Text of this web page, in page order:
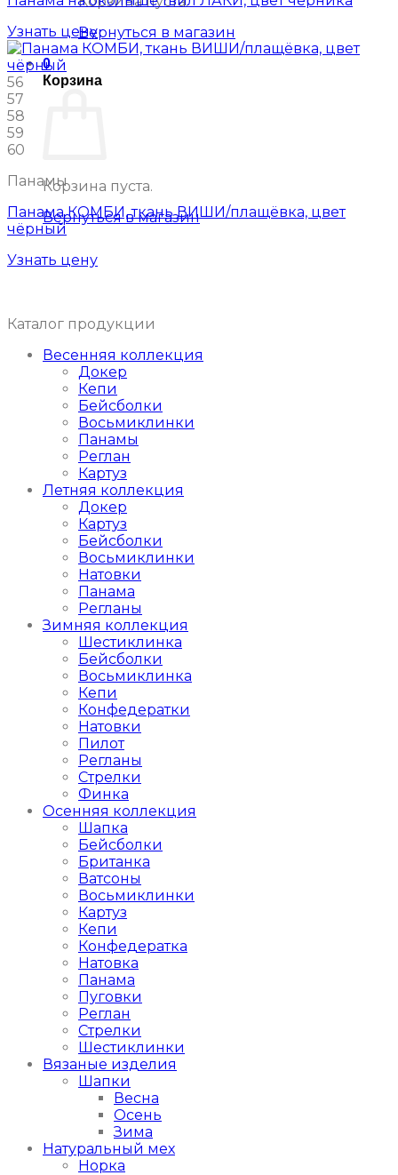
Вернуться в магазин
0
Корзина
Корзина пуста.
Вернуться в магазин
Узнать цену
56
57
58
59
60
Панамы
Панама КОМБИ, ткань ВИШИ/плащёвка, цвет
чёрный
Узнать цену
Каталог продукции
Весенняя коллекция
Докер
Кепи
Бейсболки
Восьмиклинки
Панамы
Реглан
Картуз
Летняя коллекция
Докер
Картуз
Бейсболки
Восьмиклинки
Натовки
Панама
Регланы
Зимняя коллекция
Шестиклинка
Бейсболки
Восьмиклинка
Кепи
Конфедератки
Натовки
Пилот
Регланы
Стрелки
Финка
Осенняя коллекция
Шапка
Бейсболки
Британка
Ватсоны
Восьмиклинки
Картуз
Кепи
Конфедератка
Натовка
Панама
Пуговки
Реглан
Стрелки
Шестиклинки
Вязаные изделия
Шапки
Весна
Осень
Зима
Натуральный мех
Норка